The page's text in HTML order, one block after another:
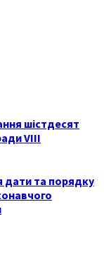
шістдесят
VIII
дати та порядку